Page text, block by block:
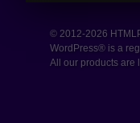
© 2012-2026
WordPress® is a
All our products are